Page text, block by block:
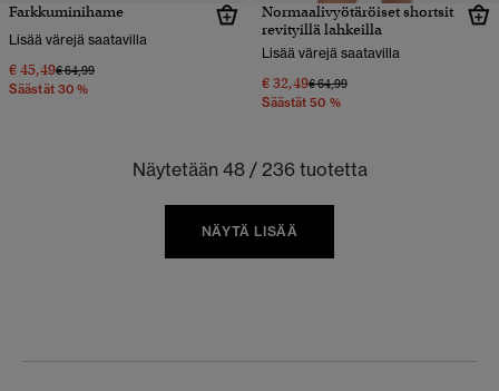
Farkkuminihame
Lisää värejä saatavilla
€ 45,49Hinta alennettu hinnasta
€ 64,99hintaan
Säästät 30 %
Normaalivyötäröiset shortsit
revityillä lahkeilla
Lisää värejä saatavilla
€ 32,49Hinta alennettu hinnasta
€ 64,99hintaan
Säästät 50 %
Näytetään 48 / 236 tuotetta
NÄYTÄ LISÄÄ